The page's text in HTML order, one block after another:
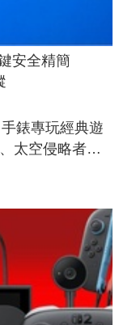
安全精簡
錶專玩經典遊
太空侵略者，